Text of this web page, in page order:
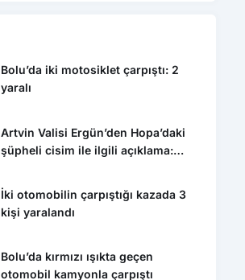
Bolu’da iki motosiklet çarpıştı: 2
yaralı
Artvin Valisi Ergün’den Hopa’daki
şüpheli cisim ile ilgili açıklama:
yeniden trafiğe açıldı”
İki otomobilin çarpıştığı kazada 3
kişi yaralandı
Bolu’da kırmızı ışıkta geçen
otomobil kamyonla çarpıştı